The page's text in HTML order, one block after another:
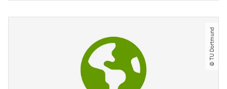
© TU Dortmund